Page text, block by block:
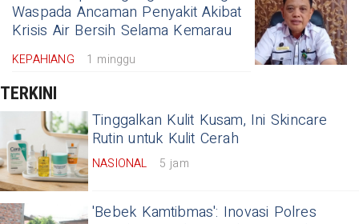
Waspada Ancaman Penyakit Akibat
Krisis Air Bersih Selama Kemarau
KEPAHIANG 1 minggu
TERKINI
Tinggalkan Kulit Kusam, Ini Skincare
Rutin untuk Kulit Cerah
NASIONAL 5 jam
'Bebek Kamtibmas': Inovasi Polres